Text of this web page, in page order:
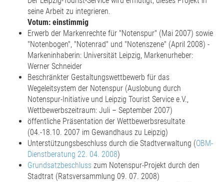
seine Arbeit zu integrieren.
Votum: einstimmig
Erwerb der Markenrechte für "Notenspur" (Mai 2007) sowie
"Notenbogen", "Notenrad" und "Notenszene" (April 2008) -
Markeninhaberin: Universität Leipzig, Markenurheber:
Werner Schneider
Beschränkter Gestaltungswettbewerb für das
Wegeleitsystem der Notenspur (Auslobung durch
Notenspur-Initiative und Leipzig Tourist Service e.V.,
Wettbewerbszeitraum: Juli – September 2007)
öffentliche Präsentation der Wettbewerbsresultate
(04.-18.10. 2007 im Gewandhaus zu Leipzig)
Unterstützungsbeschluss durch die Stadtverwaltung (OBM-
Dienstberatung 22. 04. 2008)
Grundsatzbeschluss zum Notenspur-Projekt durch den
Stadtrat (Ratsversammlung 09. 07. 2008)